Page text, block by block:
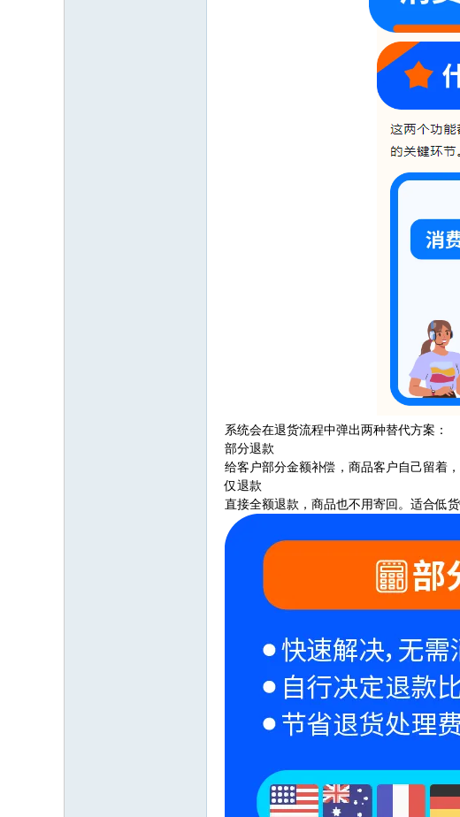
系统会在退货流程中弹出两种替代方案：
部分退款
给客户部分金额补偿，商品客户自己留着
仅退款
直接全额退款，商品也不用寄回。适合低